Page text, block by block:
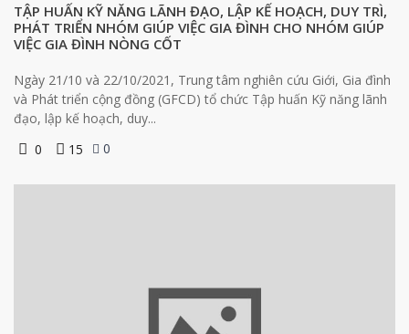
TẬP HUẤN KỸ NĂNG LÃNH ĐẠO, LẬP KẾ HOẠCH, DUY TRÌ,
PHÁT TRIỂN NHÓM GIÚP VIỆC GIA ĐÌNH CHO NHÓM GIÚP
VIỆC GIA ĐÌNH NÒNG CỐT
Ngày 21/10 và 22/10/2021, Trung tâm nghiên cứu Giới, Gia đình
và Phát triển cộng đồng (GFCD) tổ chức Tập huấn Kỹ năng lãnh
đạo, lập kế hoạch, duy...
0
15 0